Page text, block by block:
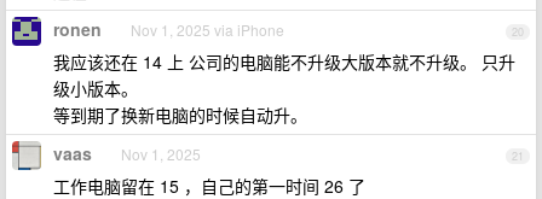
20
ronen Nov 1, 2025 via iPhone
我应该还在 14 上 公司的电脑能不升级大版本就不升级。 只升
级小版本。
等到期了换新电脑的时候自动升。
21
vaas Nov 1, 2025
工作电脑留在 15 ，自己的第一时间 26 了